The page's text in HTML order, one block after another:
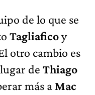
de lo que se
Tagliaficoy
otro cambio es
de Thiago
más a Mac